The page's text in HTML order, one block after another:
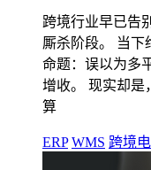
跨境行业早已告
厮杀阶段。 当下
命题：误以为多
增收。 现实却是
算
ERP WMS 跨境